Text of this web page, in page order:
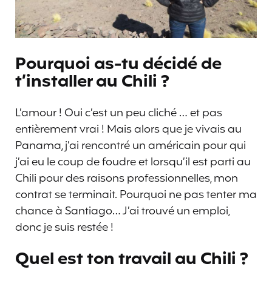
Pourquoi as-tu décidé de
t’installer au Chili ?
L’amour ! Oui c’est un peu cliché … et pas
entièrement vrai ! Mais alors que je vivais au
Panama, j’ai rencontré un américain pour qui
j’ai eu le coup de foudre et lorsqu’il est parti au
Chili pour des raisons professionnelles, mon
contrat se terminait. Pourquoi ne pas tenter ma
chance à Santiago… J’ai trouvé un emploi,
donc je suis restée !
Quel est ton travail au Chili ?